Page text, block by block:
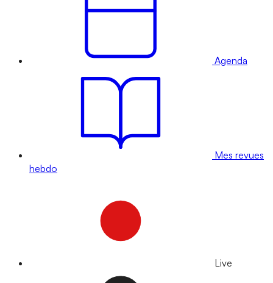
Agenda
Mes revues
hebdo
Live